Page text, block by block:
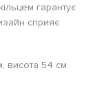
гарантує
сприяє
висота 54 см.